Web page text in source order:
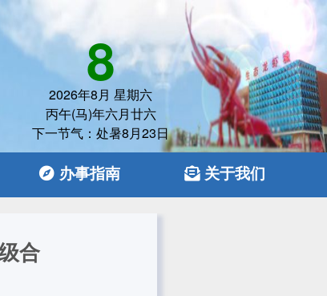
8
2026年8月 星期六
丙午(马)年六月廿六
下一节气：处暑8月23日
办事指南 关于我们
合